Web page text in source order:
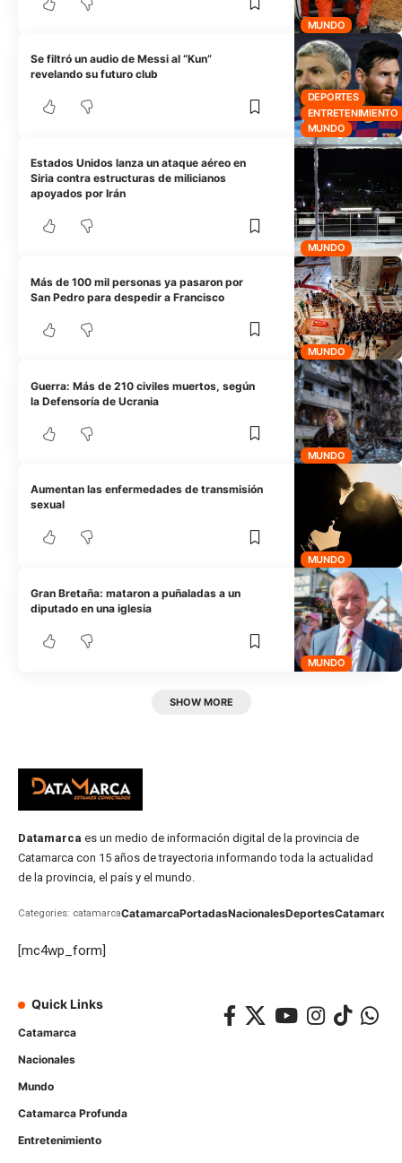
MUNDO
DEPORTES
ENTRETENIMIENTO
MUNDO
Se filtró un audio de Messi al “Kun”
revelando su futuro club
MUNDO
Estados Unidos lanza un ataque aéreo en
Siria contra estructuras de milicianos
apoyados por Irán
MUNDO
Más de 100 mil personas ya pasaron por
San Pedro para despedir a Francisco
MUNDO
Guerra: Más de 210 civiles muertos, según
la Defensoría de Ucrania
MUNDO
Aumentan las enfermedades de transmisión
sexual
MUNDO
Gran Bretaña: mataron a puñaladas a un
diputado en una iglesia
SHOW MORE
Datamarca es un medio de información digital de la provincia de
Catamarca con 15 años de trayectoria informando toda la actualidad
de la provincia, el país y el mundo.
Categories: catamarcaCatamarcaPortadasNacionalesDeportesCatamarca
[mc4wp_form]
Quick Links
Catamarca
Nacionales
Mundo
Catamarca Profunda
Entretenimiento